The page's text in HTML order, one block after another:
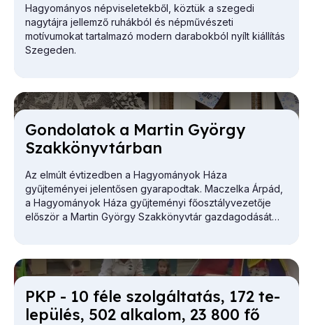
Hagyományos népviseletekből, köztük a szegedi
nagytájra jellemző ruhákból és népművészeti
motívumokat tartalmazó modern darabokból nyílt kiállítás
Szegeden.
Gon­do­la­tok a Mar­tin György
Szak­könyv­tár­ban
Az elmúlt évtizedben a Hagyományok Háza
gyűjteményei jelentősen gyarapodtak. Maczelka Árpád,
a Hagyományok Háza gyűjteményi főosztályvezetője
először a Martin György Szakkönyvtár gazdagodását
PKP - 10 fé­le szol­gál­ta­tás, 172 te­
le­pü­lés, 502 al­ka­lom, 23 800 fő